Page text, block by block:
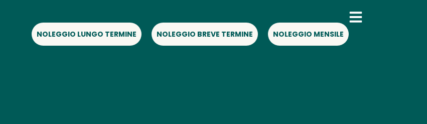
NOLEGGIO LUNGO TERMINE NOLEGGIO BREVE TERMINE NOLEGGIO MENSILE